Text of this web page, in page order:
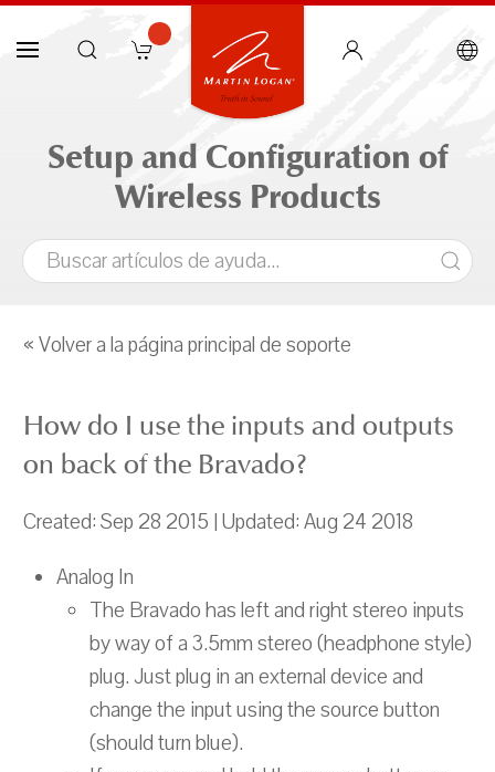
Setup and Configuration of
Wireless Products
« Volver a la página principal de soporte
How do I use the inputs and outputs
on back of the Bravado?
Created: Sep 28 2015 | Updated: Aug 24 2018
Analog In
The Bravado has left and right stereo inputs
by way of a 3.5mm stereo (headphone style)
plug. Just plug in an external device and
change the input using the source button
(should turn blue).